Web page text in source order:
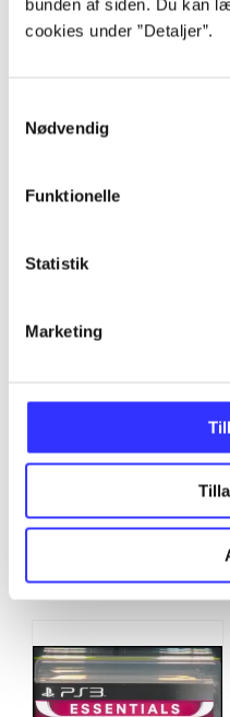
bunden af siden. Du kan
cookies under ”Detaljer”.
Nødvendig
Funktionelle
Statistik
Marketing
Artikler
...
...
...
...